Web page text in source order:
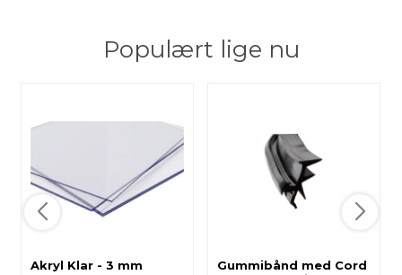
Populært lige nu
Akryl Klar - 3 mm
Gummibånd med Cord